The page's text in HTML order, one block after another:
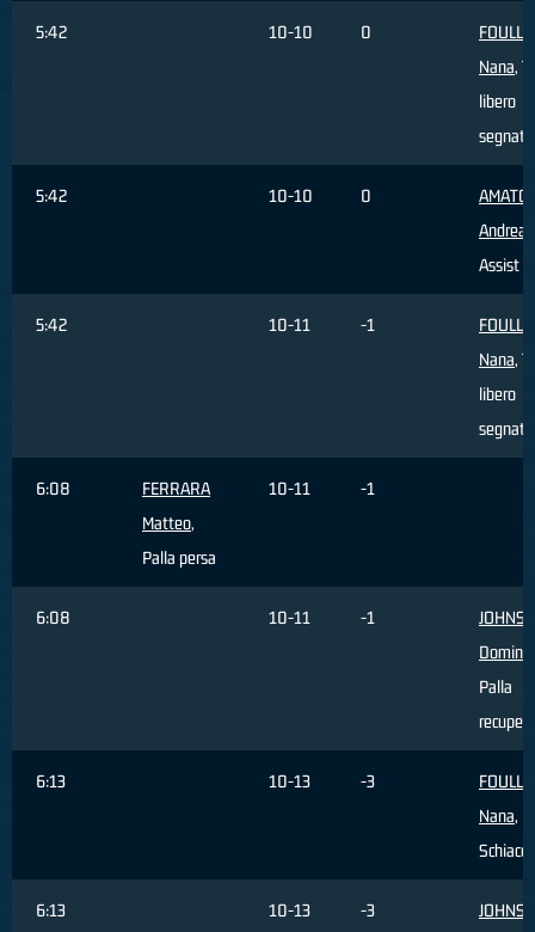
5:42 10-10 0
Nana,
libero
segnato
5:42 10-10 0
AMATO
Andrea
Assist
5:42 10-11 -1
Nana,
libero
segnato
6:08
FERRARA
Matteo,
Palla persa
10-11 -1
6:08 10-11 -1
Palla
6:13 10-13 -3
Nana,
6:13 10-13 -3